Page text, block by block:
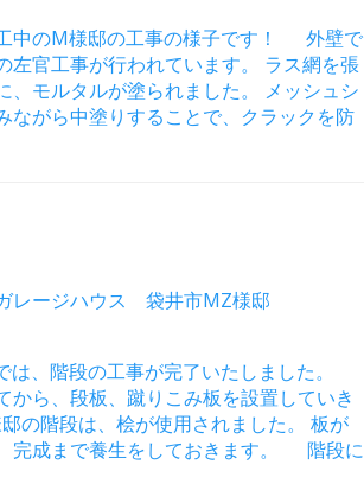
中のM様邸の工事の様子です！ 外壁で
左官工事が行われています。 ラス網を張
、モルタルが塗られました。 メッシュシ
ながら中塗りすることで、クラックを防
レージハウス 袋井市MZ様邸
は、階段の工事が完了いたしました。
から、段板、蹴りこみ板を設置していき
階段は、桧が使用されました。 板が
完成まで養生をしておきます。 階段に